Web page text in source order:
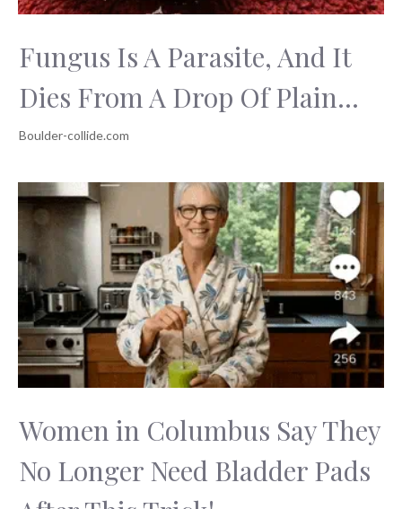
Fungus Is A Parasite, And It
Dies From A Drop Of Plain...
Women in Columbus Say They
No Longer Need Bladder Pads